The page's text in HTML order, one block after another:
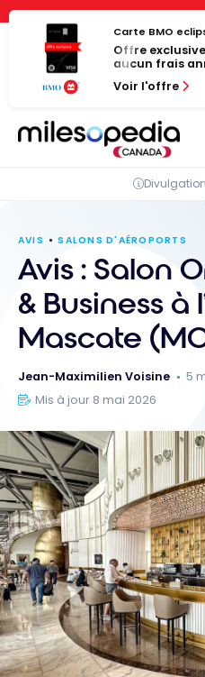
Panneau de gestion des
Passer
contenu
Carte BMO
Offre
aucun frais
Voir l'offre
AVIS SALONS D'AÉROPORTS
Avis : Salon
& Business à
Mascate
Jean-Maximilien Voisine
5
Mis à jour 8 mai 2026